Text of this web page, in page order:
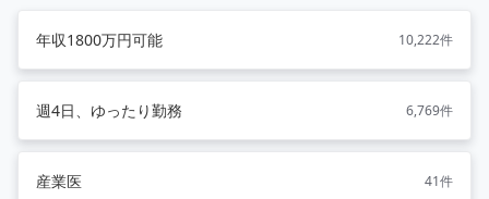
年収1800万円可能 10,222件
週4日、ゆったり勤務 6,769件
産業医 41件